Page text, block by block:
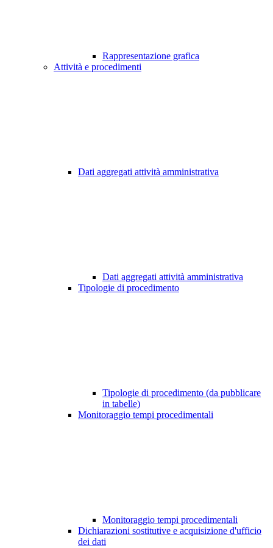
Rappresentazione grafica
Attività e procedimenti
Dati aggregati attività amministrativa
Dati aggregati attività amministrativa
Tipologie di procedimento
Tipologie di procedimento (da pubblicare
in tabelle)
Monitoraggio tempi procedimentali
Monitoraggio tempi procedimentali
Dichiarazioni sostitutive e acquisizione d'ufficio
dei dati